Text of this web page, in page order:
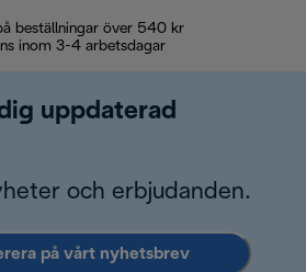
beställningar över 540 kr
inom 3-4 arbetsdagar
uppdaterad
och erbjudanden.
på vårt nyhetsbrev